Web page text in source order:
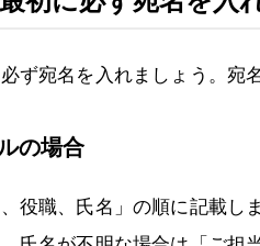
ず宛名を入れましょう。宛
の場合
、役職、氏名」の順に記載